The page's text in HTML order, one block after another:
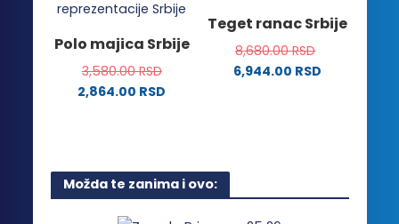
varijanti.
mogu
biti
izabrane
mogu
biti
izabrane
Polo majica Srbije
3,580.00RSD
2,864.00 RSD
više
varijanti.
Opcije
Teget ranac Srbije
8,680.00RSD
6,944.00 RSD
Možda te zanima i ovo: